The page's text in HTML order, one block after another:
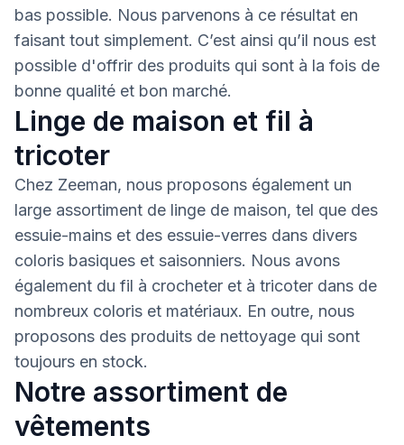
bas possible. Nous parvenons à ce résultat en
faisant tout simplement. C’est ainsi qu’il nous est
possible d'offrir des produits qui sont à la fois de
bonne qualité et bon marché.
Linge de maison et fil à
tricoter
Chez Zeeman, nous proposons également un
large assortiment de linge de maison, tel que des
essuie-mains et des essuie-verres dans divers
coloris basiques et saisonniers. Nous avons
également du fil à crocheter et à tricoter dans de
nombreux coloris et matériaux. En outre, nous
proposons des produits de nettoyage qui sont
toujours en stock.
Notre assortiment de
vêtements